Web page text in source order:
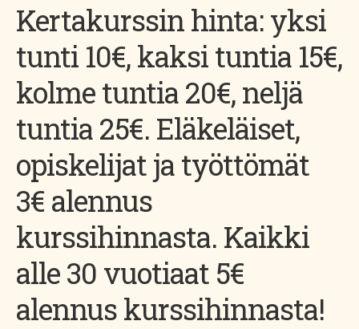
Kertakurssin hinta: yksi
tunti 10€, kaksi tuntia 15€,
kolme tuntia 20€, neljä
tuntia 25€. Eläkeläiset,
opiskelijat ja työttömät
3€ alennus
kurssihinnasta. Kaikki
alle 30 vuotiaat 5€
alennus kurssihinnasta!